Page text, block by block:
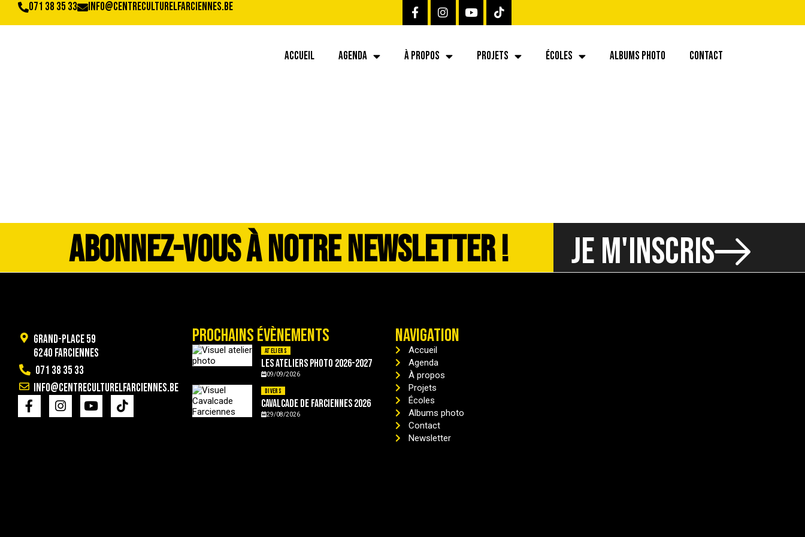
071 38 35 33 info@centreculturelfarciennes.be
ACCUEIL AGENDA À PROPOS PROJETS ÉCOLES ALBUMS PHOTO CONTACT
ABONNEZ-VOUS À NOTRE NEWSLETTER ! JE M'INSCRIS
Grand-Place 59
6240 Farciennes
071 38 35 33
info@centreculturelfarciennes.be
PROCHAINS ÉVÈNEMENTS
Ateliers
Les ateliers photo 2026-2027
09/09/2026
Divers
Cavalcade de Farciennes 2026
29/08/2026
NAVIGATION
Accueil
Agenda
À propos
Projets
Écoles
Albums photo
Contact
Newsletter